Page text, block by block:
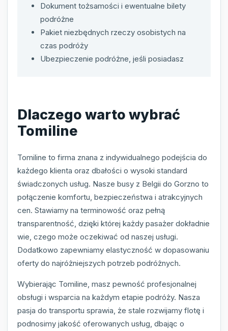
Dokument tożsamości i ewentualne bilety
podróżne
Pakiet niezbędnych rzeczy osobistych na
czas podróży
Ubezpieczenie podróżne, jeśli posiadasz
Dlaczego warto wybrać
Tomiline
Tomiline to firma znana z indywidualnego podejścia do
każdego klienta oraz dbałości o wysoki standard
świadczonych usług. Nasze busy z Belgii do Gorzno to
połączenie komfortu, bezpieczeństwa i atrakcyjnych
cen. Stawiamy na terminowość oraz pełną
transparentność, dzięki której każdy pasażer dokładnie
wie, czego może oczekiwać od naszej usługi.
Dodatkowo zapewniamy elastyczność w dopasowaniu
oferty do najróżniejszych potrzeb podróżnych.
Wybierając Tomiline, masz pewność profesjonalnej
obsługi i wsparcia na każdym etapie podróży. Nasza
pasja do transportu sprawia, że stale rozwijamy flotę i
podnosimy jakość oferowanych usług, dbając o